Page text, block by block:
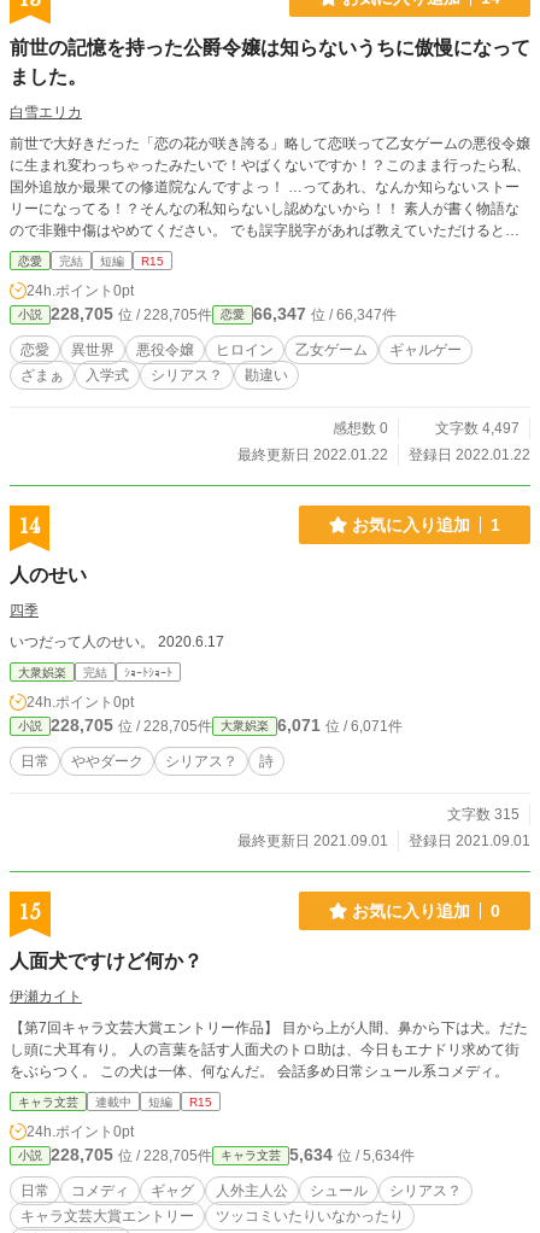
前世の記憶を持った公爵令嬢は知らないうちに傲慢になって
ました。
白雪エリカ
前世で大好きだった「恋の花が咲き誇る」略して恋咲って乙女ゲームの悪役令嬢
に生まれ変わっちゃったみたいで！やばくないですか！？このまま行ったら私、
国外追放か最果ての修道院なんですよっ！ …ってあれ、なんか知らないストー
リーになってる！？そんなの私知らないし認めないから！！ 素人が書く物語な
ので非難中傷はやめてください。 でも誤字脱字があれば教えていただけると幸
いです。
恋愛 完結 短編 R15
24h.ポイント 0pt
小説 228,705 位 / 228,705件 恋愛 66,347 位 / 66,347件
恋愛 異世界 悪役令嬢 ヒロイン 乙女ゲーム
ギャルゲー
ざまぁ
入学式 シリアス？ 勘違い
感想数 0
文字数 4,497
最終更新日 2022.01.22
登録日 2022.01.22
14 お気に入り追加 1
人のせい
四季
いつだって人のせい。 2020.6.17
大衆娯楽 完結 ｼｮｰﾄｼｮｰﾄ
24h.ポイント 0pt
小説 228,705 位 / 228,705件 大衆娯楽 6,071 位 / 6,071件
日常 ややダーク シリアス？ 詩
文字数 315
最終更新日 2021.09.01
登録日 2021.09.01
15 お気に入り追加 0
人面犬ですけど何か？
伊瀬カイト
【第7回キャラ文芸大賞エントリー作品】 目から上が人間、鼻から下は犬。だた
し頭に犬耳有り。 人の言葉を話す人面犬のトロ助は、今日もエナドリ求めて街
をぶらつく。 この犬は一体、何なんだ。 会話多め日常シュール系コメディ。
キャラ文芸 連載中 短編 R15
24h.ポイント 0pt
小説 228,705 位 / 228,705件 キャラ文芸 5,634 位 / 5,634件
日常 コメディ ギャグ 人外主人公 シュール
シリアス？
キャラ文芸大賞エントリー
ツッコミいたりいなかったり